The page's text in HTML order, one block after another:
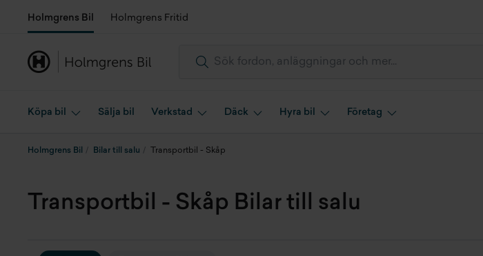
Holmgrens Bil Holmgrens Fritid
Köpa bil Sälja bil Verkstad Däck Hyra bil Företag
Holmgrens Bil Bilar till salu Transportbil - Skåp
Transportbil - Skåp Bilar till salu